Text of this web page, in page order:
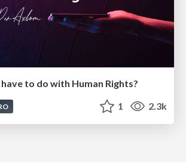
to do with Human Rights?
1 2.3k